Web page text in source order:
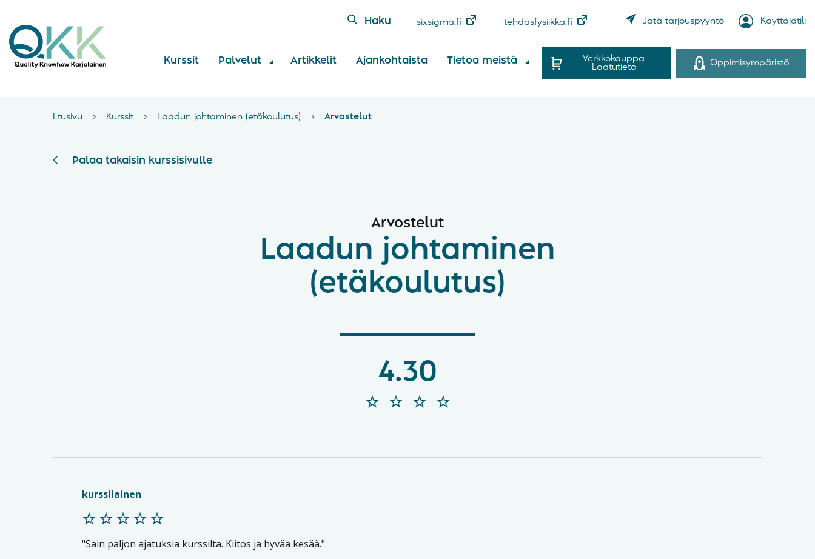
Haku sixsigma.fi tehdasfysiikka.fi Jätä tarjouspyyntö Käyttäjätili
Kurssit Palvelut Artikkelit Ajankohtaista Tietoa meistä
Verkkokauppa
Laatutieto
Oppimisympäristö
Etusivu › Kurssit › Laadun johtaminen (etäkoulutus) › Arvostelut
Palaa takaisin kurssisivulle
Arvostelut
Laadun johtaminen
(etäkoulutus)
4.30
kurssilainen
Sain paljon ajatuksia kurssilta. Kiitos ja hyvää kesää.